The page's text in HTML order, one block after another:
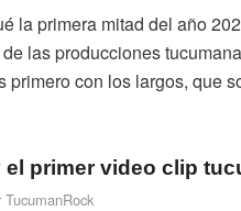
la primera mitad del año
las producciones
primero con los largos, que
el primer video clip
TucumanRock